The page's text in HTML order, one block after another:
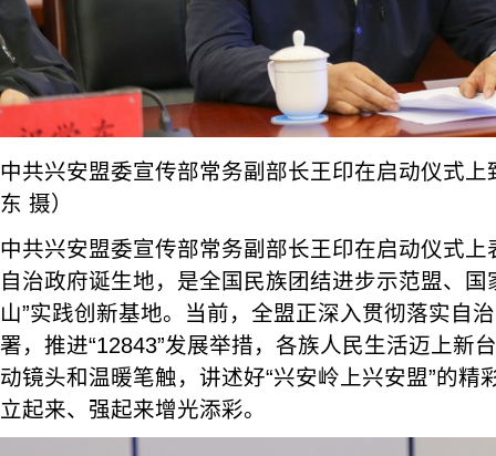
中共兴安盟委宣传部常务副部长王印在启动仪式
东 摄）
中共兴安盟委宣传部常务副部长王印在启动仪式
自治政府诞生地，是全国民族团结进步示范盟、国
山”实践创新基地。当前，全盟正深入贯彻落实自
署，推进“12843”发展举措，各族人民生活迈上新
动镜头和温暖笔触，讲述好“兴安岭上兴安盟”的精
立起来、强起来增光添彩。